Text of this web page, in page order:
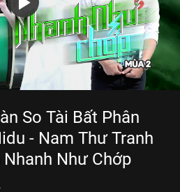
So Tài Bất Phân
- Nam Thư Tranh
Như Chớp